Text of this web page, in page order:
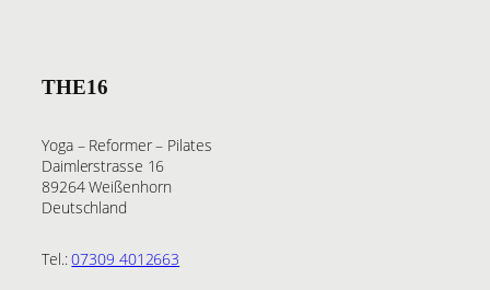
THE16
Yoga – Reformer – Pilates
Daimlerstrasse 16
89264 Weißenhorn
Deutschland
Tel.:07309 4012663